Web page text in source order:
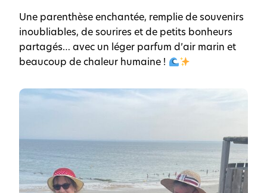
Une parenthèse enchantée, remplie de souvenirs
inoubliables, de sourires et de petits bonheurs
partagés… avec un léger parfum d’air marin et
beaucoup de chaleur humaine !